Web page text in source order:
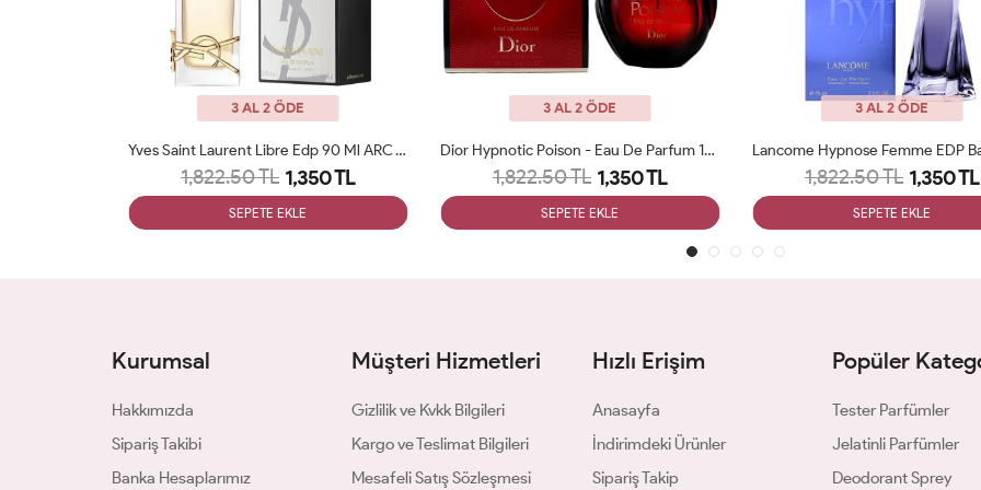
3 AL 2 ÖDE
Yves Saint Laurent Libre Edp 90 Ml ARC JLT Woman
1,822.50 TL 1,350 TL
SEPETE EKLE
3 AL 2 ÖDE
Dior Hypnotic Poison - Eau De Parfum 100 Ml ARC JLT Woman
1,822.50 TL 1,350 TL
SEPETE EKLE
3 AL 2 ÖDE
1,822.50 TL 1,350 TL
SEPETE EKLE
Kurumsal
Hakkımızda
Sipariş Takibi
Banka Hesaplarımız
Müşteri Hizmetleri
Gizlilik ve Kvkk Bilgileri
Kargo ve Teslimat Bilgileri
Mesafeli Satış Sözleşmesi
Hızlı Erişim
Anasayfa
İndirimdeki Ürünler
Sipariş Takip
Popüler
Tester Parfümler
Jelatinli Parfümler
Deodorant Sprey